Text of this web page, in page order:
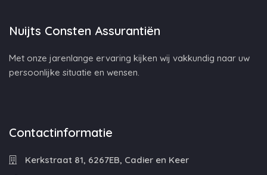
Nuijts Consten Assurantiën
Met onze jarenlange ervaring kijken wij vakkundig naar uw
persoonlijke situatie en wensen.
Contactinformatie
Kerkstraat 81, 6267EB, Cadier en Keer